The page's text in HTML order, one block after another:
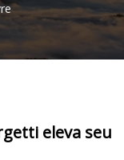
eleva seu